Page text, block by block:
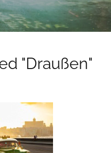
"Draußen"